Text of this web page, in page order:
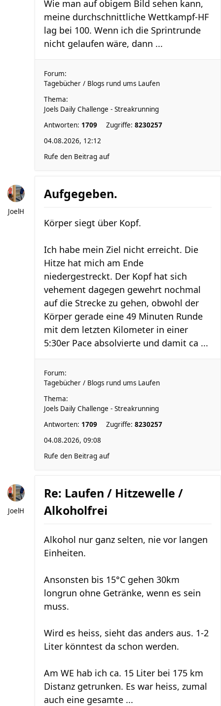
Wie man auf obigem Bild sehen kann,
meine durchschnittliche Wettkampf-HF
lag bei 100. Wenn ich die Sprintrunde
nicht gelaufen wäre, dann ...
Forum:
Tagebücher / Blogs rund ums Laufen
Thema:
Joels Daily Challenge - Streakrunning
Antworten: 1709 Zugriffe: 8230257
04.08.2026, 12:12
Rufe den Beitrag auf
JoelH
Aufgegeben.
Körper siegt über Kopf.
Ich habe mein Ziel nicht erreicht. Die
Hitze hat mich am Ende
niedergestreckt. Der Kopf hat sich
vehement dagegen gewehrt nochmal
auf die Strecke zu gehen, obwohl der
Körper gerade eine 49 Minuten Runde
mit dem letzten Kilometer in einer
5:30er Pace absolvierte und damit ca ...
Forum:
Tagebücher / Blogs rund ums Laufen
Thema:
Joels Daily Challenge - Streakrunning
Antworten: 1709 Zugriffe: 8230257
04.08.2026, 09:08
Rufe den Beitrag auf
JoelH
Re: Laufen / Hitzewelle /
Alkoholfrei
Alkohol nur ganz selten, nie vor langen
Einheiten.
Ansonsten bis 15°C gehen 30km
longrun ohne Getränke, wenn es sein
muss.
Wird es heiss, sieht das anders aus. 1-2
Liter könntest da schon werden.
Am WE hab ich ca. 15 Liter bei 175 km
Distanz getrunken. Es war heiss, zumal
auch eine gesamte ...